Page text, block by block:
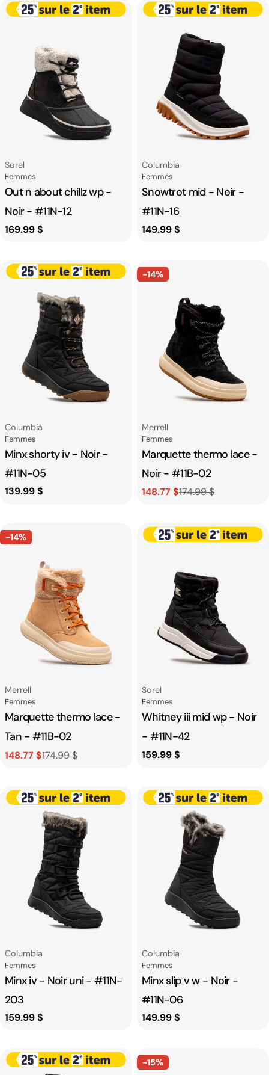
Fournisseur:
Sorel
Catégorie
Femmes
Out n about chillz wp -
Noir - #11N-12
Prix
169.99 $
Fournisseur:
Columbia
Catégorie
Femmes
Snowtrot mid - Noir -
#11N-16
Prix
149.99 $
Fournisseur:
Columbia
Catégorie
Femmes
Minx shorty iv - Noir -
#11N-05
Prix
139.99 $
-14%
Fournisseur:
Merrell
Catégorie
Femmes
Marquette thermo lace -
Noir - #11B-02
Prix
vente
148.77 $
Prix
174.99 $
-14%
Fournisseur:
Merrell
Catégorie
Femmes
Marquette thermo lace -
Tan - #11B-02
Prix
vente
148.77 $
Prix
174.99 $
Fournisseur:
Sorel
Catégorie
Femmes
Whitney iii mid wp - Noir
- #11N-42
Prix
159.99 $
Fournisseur:
Columbia
Catégorie
Femmes
Minx iv - Noir uni - #11N-
203
Prix
159.99 $
Fournisseur:
Columbia
Catégorie
Femmes
Minx slip v w - Noir -
#11N-06
Prix
149.99 $
-15%